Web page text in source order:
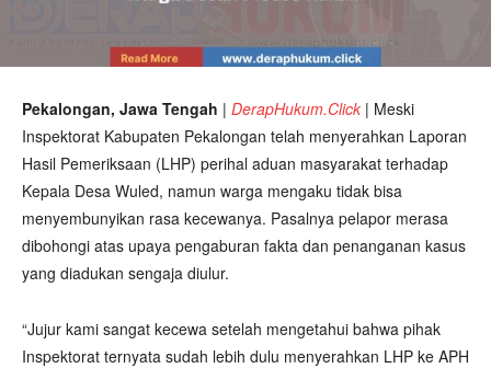
Pekalongan, Jawa Tengah | DerapHukum.Click | Meski
Inspektorat Kabupaten Pekalongan telah menyerahkan Laporan
Hasil Pemeriksaan (LHP) perihal aduan masyarakat terhadap
Kepala Desa Wuled, namun warga mengaku tidak bisa
menyembunyikan rasa kecewanya. Pasalnya pelapor merasa
dibohongi atas upaya pengaburan fakta dan penanganan kasus
yang diadukan sengaja diulur.
“Jujur kami sangat kecewa setelah mengetahui bahwa pihak
Inspektorat ternyata sudah lebih dulu menyerahkan LHP ke APH